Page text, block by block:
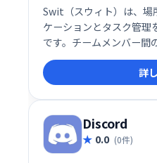
Swit（スウィト）は、場
ケーションとタスク管理
です。チームメンバー間
務遂行を支援します。
情報共有やタスク管理を
しょう。
詳
Discord
0.0 (0件)